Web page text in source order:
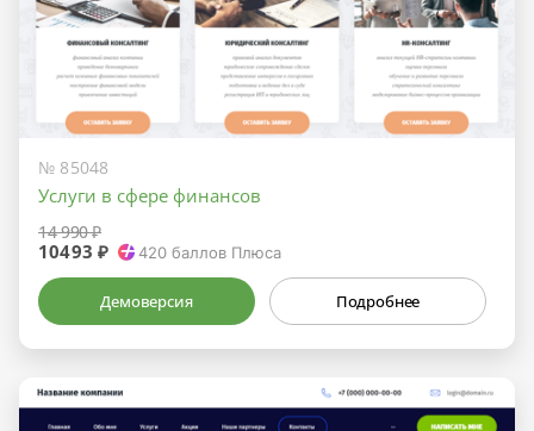
№ 85048
Услуги в сфере финансов
14 990 ₽
10493 ₽ 420 баллов Плюса
Демоверсия Подробнее